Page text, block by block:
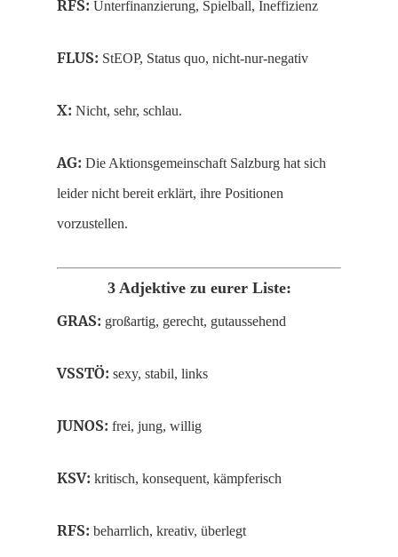
RFS: Unterfinanzierung, Spielball, Ineffizienz
FLUS: StEOP, Status quo, nicht-nur-negativ
X: Nicht, sehr, schlau.
AG: Die Aktionsgemeinschaft Salzburg hat sich
leider nicht bereit erklärt, ihre Positionen
vorzustellen.
3 Adjektive zu eurer Liste:
GRAS: großartig, gerecht, gutaussehend
VSSTÖ: sexy, stabil, links
JUNOS: frei, jung, willig
KSV: kritisch, konsequent, kämpferisch
RFS: beharrlich, kreativ, überlegt